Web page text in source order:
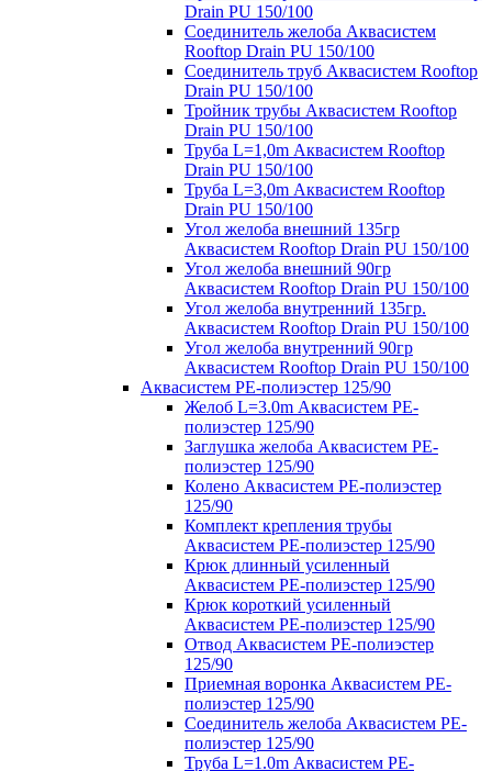
Drain PU 150/100
Соединитель желоба Аквасистем
Rooftop Drain PU 150/100
Соединитель труб Аквасистем Rooftop
Drain PU 150/100
Тройник трубы Аквасистем Rooftop
Drain PU 150/100
Труба L=1,0m Аквасистем Rooftop
Drain PU 150/100
Труба L=3,0m Аквасистем Rooftop
Drain PU 150/100
Угол желоба внешний 135гр
Аквасистем Rooftop Drain PU 150/100
Угол желоба внешний 90гр
Аквасистем Rooftop Drain PU 150/100
Угол желоба внутренний 135гр.
Аквасистем Rooftop Drain PU 150/100
Угол желоба внутренний 90гр
Аквасистем Rooftop Drain PU 150/100
Аквасистем PE-полиэстер 125/90
Желоб L=3.0m Аквасистем PE-
полиэстер 125/90
Заглушка желоба Аквасистем PE-
полиэстер 125/90
Колено Аквасистем PE-полиэстер
125/90
Комплект крепления трубы
Аквасистем PE-полиэстер 125/90
Крюк длинный усиленный
Аквасистем PE-полиэстер 125/90
Крюк короткий усиленный
Аквасистем PE-полиэстер 125/90
Отвод Аквасистем РЕ-полиэстер
125/90
Приемная воронка Аквасистем PE-
полиэстер 125/90
Соединитель желоба Аквасистем PE-
полиэстер 125/90
Труба L=1.0m Аквасистем PE-